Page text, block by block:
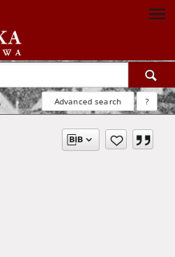
Advanced search ?